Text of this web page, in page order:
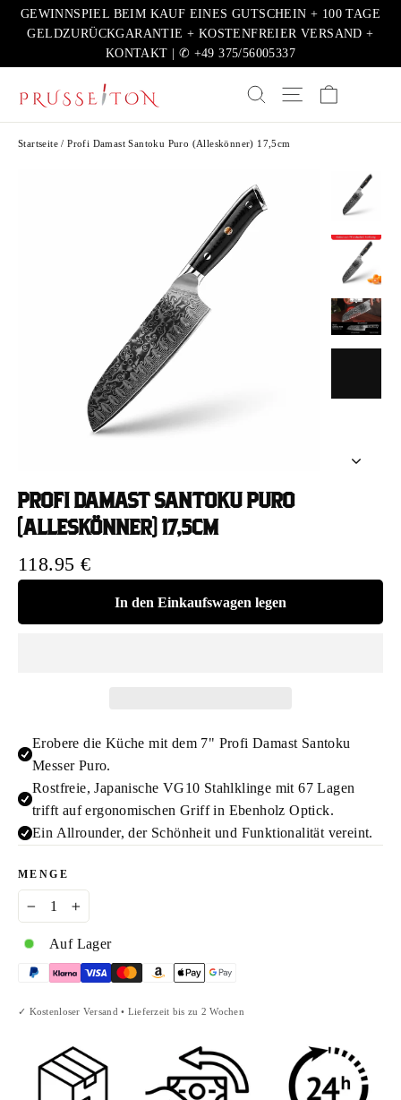
DirektGEWINNSPIEL BEIM KAUF EINES GUTSCHEIN + 100 TAGE
GELDZURÜCKGARANTIE + KOSTENFREIER VERSAND +
KONTAKT | ✆ +49 375/56005337
SUCHE SEITENNAVIGATION
Startseite / Profi Damast Santoku Puro (Alleskönner) 17,5cm
PROFI DAMAST SANTOKU PURO
(ALLESKÖNNER) 17,5CM
Normaler
Preis
118.95 €
In den Einkaufswagen legen
Erobere die Küche mit dem 7" Profi Damast Santoku
Messer Puro.
Rostfreie, Japanische VG10 Stahlklinge mit 67 Lagen
trifft auf ergonomischen Griff in Ebenholz Optick.
Ein Allrounder, der Schönheit und Funktionalität vereint.
MENGE
Auf Lager
✓ Kostenloser Versand • Lieferzeit bis zu 2 Wochen